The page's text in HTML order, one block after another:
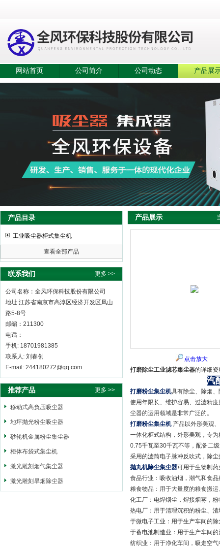
网站首页 公司简介 公司动态 产品展
产品目录
工业吸尘器柜式集尘机
查看全部产品
联系我们 更多 >>
公司名称：全风环保科技股份有限公司
地址:江苏省南京市高淳区经济开发区凤山
路5-8号
邮编：211300
电话：
手机: 18701981385
联系人: 刘春创
E-mail: 244180272@qq.com
推荐产品 更多 >>
移动式高负压吸尘器
地坪抛光粉尘吸尘器
砂轮机金属粉尘集尘器
柜体布袋式集尘机
激光雕刻烟气集尘器
激光雕刻旱烟除尘器
产品展示
点击放大
打磨除尘工业滤芯集尘器的详细资
汽
打磨粉尘集尘机具有除尘、除烟
使用年限长、维护容易、过滤精
尘器的运用领域是非常广泛的。
打磨粉尘集尘机产品以外形美观
一体化柜式结构，外形美观，专
0.75千瓦至30千瓦不等，配备二
采用的滤筒电子脉冲反吹式，除尘
抛丸机除尘集尘器可用于生物制
食品行业：吸收油烟，潮气和食品
粮食物品：用于大量度的粮食搬
化工厂：电焊烟尘，焊接烟雾，
热电厂：用于清理沉积的粉尘、
于微电子工业：用于生产车间的
于蓄电池制造业：用于生产车间
纺织业：用于净化车间，吸走空